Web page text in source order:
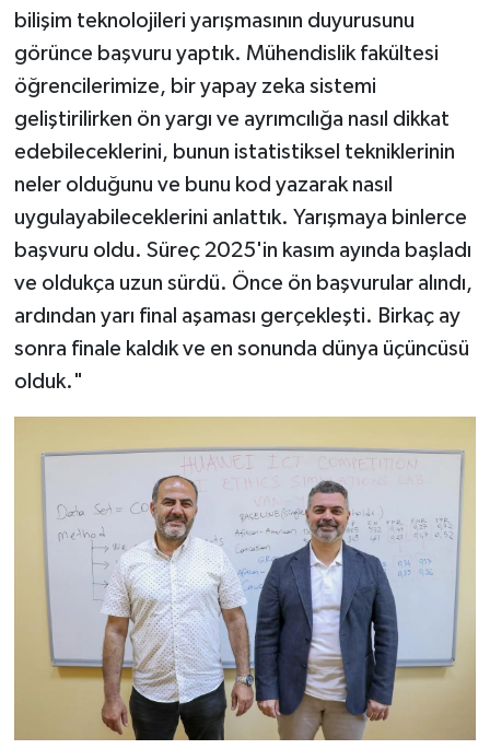
bilişim teknolojileri yarışmasının duyurusunu
görünce başvuru yaptık. Mühendislik fakültesi
öğrencilerimize, bir yapay zeka sistemi
geliştirilirken ön yargı ve ayrımcılığa nasıl dikkat
edebileceklerini, bunun istatistiksel tekniklerinin
neler olduğunu ve bunu kod yazarak nasıl
uygulayabileceklerini anlattık. Yarışmaya binlerce
başvuru oldu. Süreç 2025'in kasım ayında başladı
ve oldukça uzun sürdü. Önce ön başvurular alındı,
ardından yarı final aşaması gerçekleşti. Birkaç ay
sonra finale kaldık ve en sonunda dünya üçüncüsü
olduk."